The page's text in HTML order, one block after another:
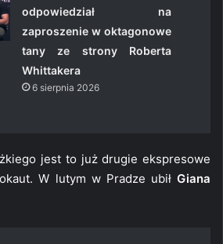
odpowiedział na
zaproszenie w oktagonowe
tany ze strony Roberta
Whittakera
6 sierpnia 2026
jest to już drugie ekspresowe
W lutym w Pradze ubił Giana